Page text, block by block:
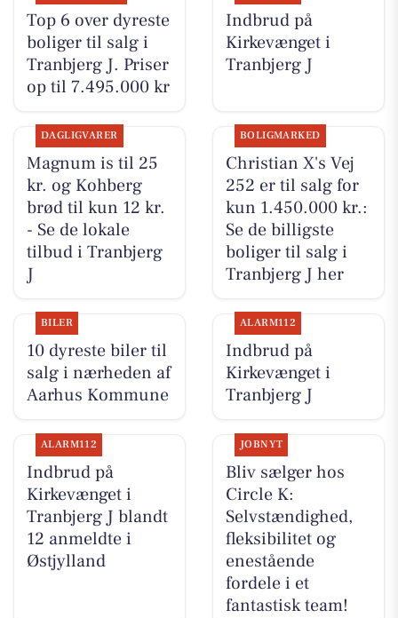
Top 6 over dyreste
boliger til salg i
Tranbjerg J. Priser
op til 7.495.000 kr
Indbrud på
Kirkevænget i
Tranbjerg J
DAGLIGVARER
Magnum is til 25
kr. og Kohberg
brød til kun 12 kr.
- Se de lokale
tilbud i Tranbjerg
J
BOLIGMARKED
Christian X's Vej
252 er til salg for
kun 1.450.000 kr.:
Se de billigste
boliger til salg i
Tranbjerg J her
BILER
10 dyreste biler til
salg i nærheden af
Aarhus Kommune
ALARM112
Indbrud på
Kirkevænget i
Tranbjerg J
ALARM112
Indbrud på
Kirkevænget i
Tranbjerg J blandt
12 anmeldte i
Østjylland
JOBNYT
Bliv sælger hos
Circle K:
Selvstændighed,
fleksibilitet og
enestående
fordele i et
fantastisk team!